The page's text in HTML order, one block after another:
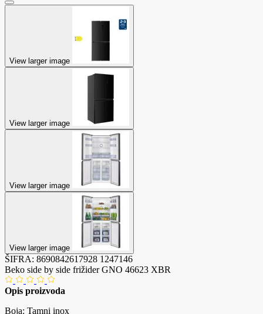
View larger image
View larger image
View larger image
View larger image
ŠIFRA: 8690842617928 1247146
Beko side by side frižider GNO 46623 XBR
Opis proizvoda
Boja: Tamni inox